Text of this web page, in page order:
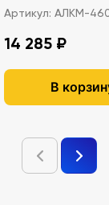
Артикул: АЛКМ-
14 285 ₽
В